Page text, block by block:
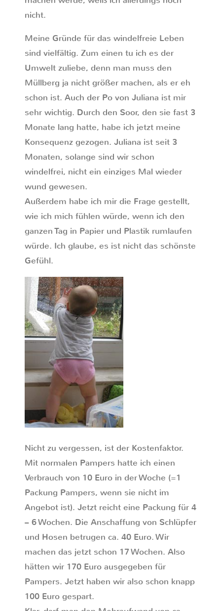
nicht.
Meine Gründe für das windelfreie Leben
sind vielfältig. Zum einen tu ich es der
Umwelt zuliebe, denn man muss den
Müllberg ja nicht größer machen, als er eh
schon ist. Auch der Po von Juliana ist mir
sehr wichtig. Durch den Soor, den sie fast 3
Monate lang hatte, habe ich jetzt meine
Konsequenz gezogen. Juliana ist seit 3
Monaten, solange sind wir schon
windelfrei, nicht ein einziges Mal wieder
wund gewesen.
Außerdem habe ich mir die Frage gestellt,
wie ich mich fühlen würde, wenn ich den
ganzen Tag in Papier und Plastik rumlaufen
würde. Ich glaube, es ist nicht das schönste
Gefühl.
Nicht zu vergessen, ist der Kostenfaktor.
Mit normalen Pampers hatte ich einen
Verbrauch von 10 Euro in der Woche (=1
Packung Pampers, wenn sie nicht im
Angebot ist). Jetzt reicht eine Packung für 4
– 6 Wochen. Die Anschaffung von Schlüpfer
und Hosen betrugen ca. 40 Euro. Wir
machen das jetzt schon 17 Wochen. Also
hätten wir 170 Euro ausgegeben für
Pampers. Jetzt haben wir also schon knapp
100 Euro gespart.